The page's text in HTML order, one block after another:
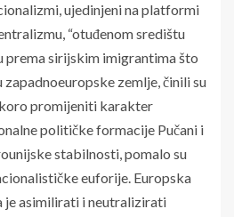
ujedinjeni na platformi
“otuđenom središtu
prema sirijskim imigrantima što
zapadnoeuropske zemlje, činili su
promijeniti karakter
političke formacije Pučani i
stabilnosti, pomalo su
euforije. Europska
je asimilirati i neutralizirati